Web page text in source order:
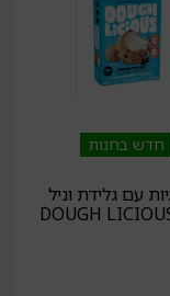
חדש בחנות
עם גלידת וניל